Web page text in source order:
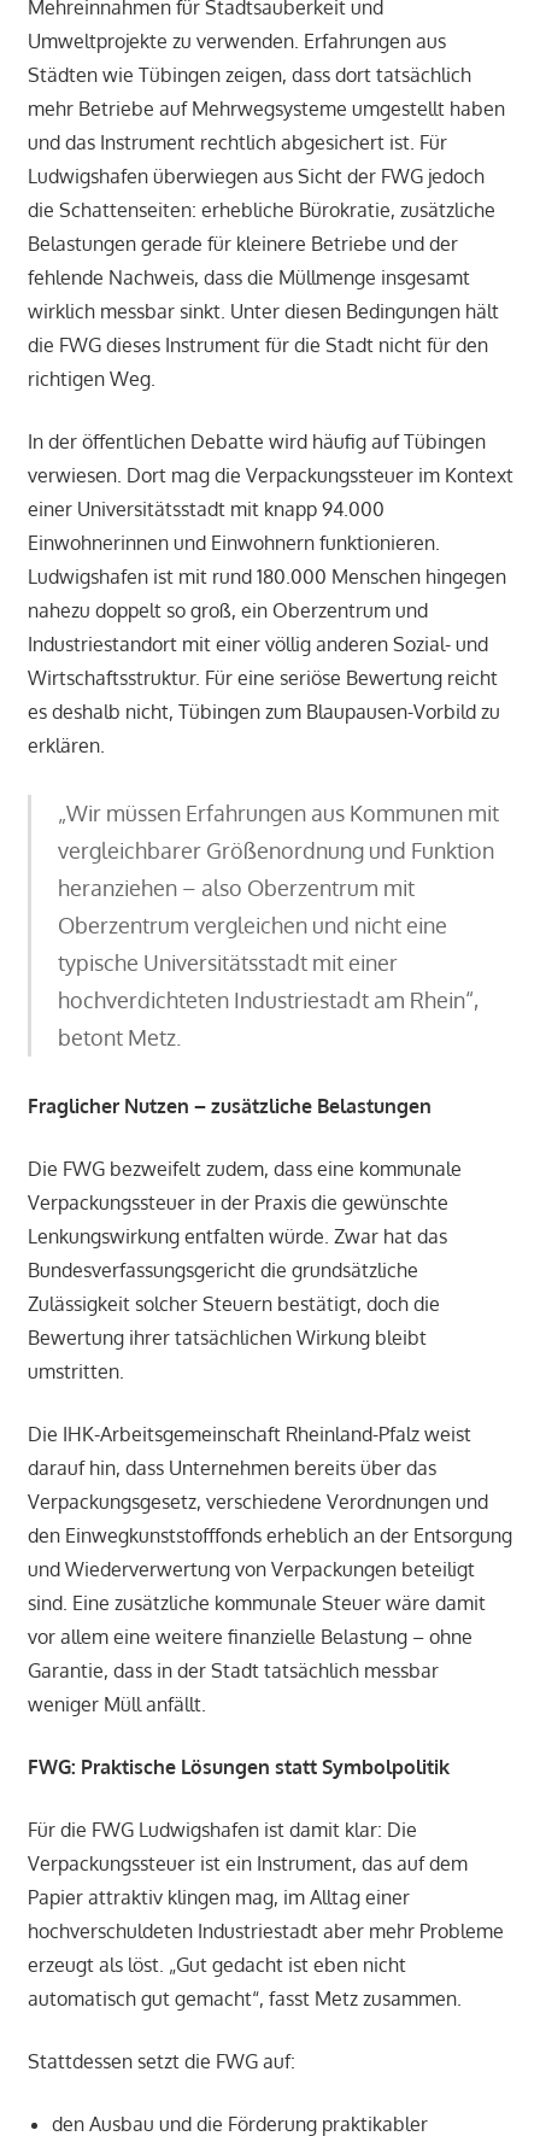
Mehreinnahmen für Stadtsauberkeit und
Umweltprojekte zu verwenden. Erfahrungen aus
Städten wie Tübingen zeigen, dass dort tatsächlich
mehr Betriebe auf Mehrwegsysteme umgestellt haben
und das Instrument rechtlich abgesichert ist. Für
Ludwigshafen überwiegen aus Sicht der FWG jedoch
die Schattenseiten: erhebliche Bürokratie, zusätzliche
Belastungen gerade für kleinere Betriebe und der
fehlende Nachweis, dass die Müllmenge insgesamt
wirklich messbar sinkt. Unter diesen Bedingungen hält
die FWG dieses Instrument für die Stadt nicht für den
richtigen Weg.
In der öffentlichen Debatte wird häufig auf Tübingen
verwiesen. Dort mag die Verpackungssteuer im Kontext
einer Universitätsstadt mit knapp 94.000
Einwohnerinnen und Einwohnern funktionieren.
Ludwigshafen ist mit rund 180.000 Menschen hingegen
nahezu doppelt so groß, ein Oberzentrum und
Industriestandort mit einer völlig anderen Sozial- und
Wirtschaftsstruktur. Für eine seriöse Bewertung reicht
es deshalb nicht, Tübingen zum Blaupausen-Vorbild zu
erklären.
„Wir müssen Erfahrungen aus Kommunen mit
vergleichbarer Größenordnung und Funktion
heranziehen – also Oberzentrum mit
Oberzentrum vergleichen und nicht eine
typische Universitätsstadt mit einer
hochverdichteten Industriestadt am Rhein“,
betont Metz.
Fraglicher Nutzen – zusätzliche Belastungen
Die FWG bezweifelt zudem, dass eine kommunale
Verpackungssteuer in der Praxis die gewünschte
Lenkungswirkung entfalten würde. Zwar hat das
Bundesverfassungsgericht die grundsätzliche
Zulässigkeit solcher Steuern bestätigt, doch die
Bewertung ihrer tatsächlichen Wirkung bleibt
umstritten.
Die IHK-Arbeitsgemeinschaft Rheinland-Pfalz weist
darauf hin, dass Unternehmen bereits über das
Verpackungsgesetz, verschiedene Verordnungen und
den Einwegkunststofffonds erheblich an der Entsorgung
und Wiederverwertung von Verpackungen beteiligt
sind. Eine zusätzliche kommunale Steuer wäre damit
vor allem eine weitere finanzielle Belastung – ohne
Garantie, dass in der Stadt tatsächlich messbar
weniger Müll anfällt.
FWG: Praktische Lösungen statt Symbolpolitik
Für die FWG Ludwigshafen ist damit klar: Die
Verpackungssteuer ist ein Instrument, das auf dem
Papier attraktiv klingen mag, im Alltag einer
hochverschuldeten Industriestadt aber mehr Probleme
erzeugt als löst. „Gut gedacht ist eben nicht
automatisch gut gemacht“, fasst Metz zusammen.
Stattdessen setzt die FWG auf:
den Ausbau und die Förderung praktikabler